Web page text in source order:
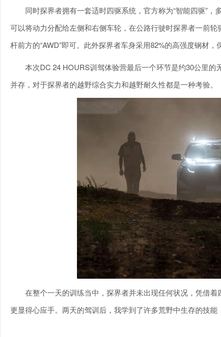
同时探界者拥有一套适时四驱系统，官方称为“智能四驱”
可以将动力分配给左侧和右侧车轮，在公路行驶时探界者一前
杆前方的“AWD”即可。此外探界者车身采用82%的高强度钢材
本次DC 24 HOURS训驾体验营最后一个环节是约30公里
并存，对于探界者的越野综合实力和越野耐久性都是一种考验。
在整个一天的训练当中，探界者并未出现任何状况，凭借
更显得心应手。两天的驾训后，我学到了许多荒野中生存的技